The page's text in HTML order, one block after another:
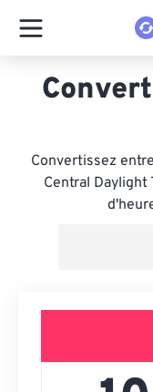
Convertissez
Central Daylight